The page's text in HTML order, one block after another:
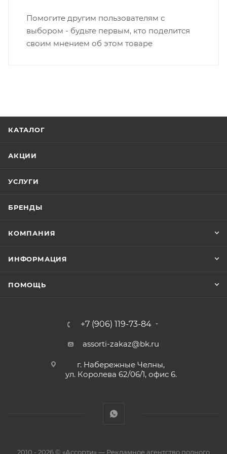
не должна превышать 100 000 р.
Помогите другим пользователям с
выбором - будьте первым, кто поделится
своим мнением об этом товаре
КАТАЛОГ
АКЦИИ
УСЛУГИ
БРЕНДЫ
КОМПАНИЯ
ИНФОРМАЦИЯ
ПОМОЩЬ
+7 (906) 119-73-84
assorti-zakaz@bk.ru
г. Набережные Челны,
ул. Королева 62/06/1, офис 6.
2010 - 2026 © «Ассорти» — Рекламное агентство полного